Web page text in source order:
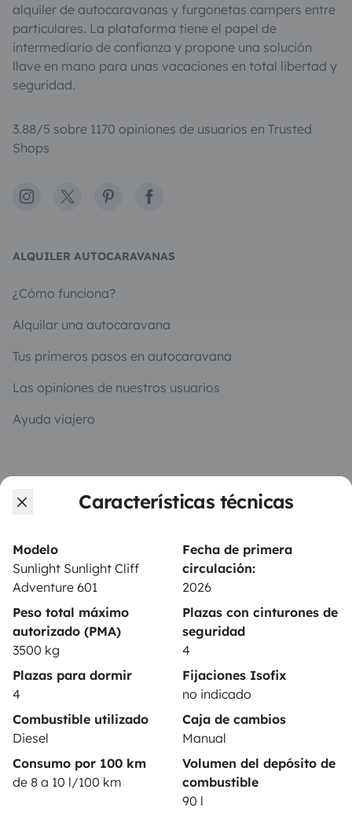
Características técnicas
Modelo
Sunlight Sunlight Cliff
Adventure 601
Fecha de primera
circulación:
2026
Peso total máximo
autorizado (PMA)
3500 kg
Plazas con cinturones de
seguridad
4
Plazas para dormir
4
Fijaciones Isofix
no indicado
Combustible utilizado
Diesel
Caja de cambios
Manual
Consumo por 100 km
de 8 a 10 l/100 km
Volumen del depósito de
combustible
90 l
alquiler de autocaravanas y furgonetas campers entre
particulares. La plataforma tiene el papel de
intermediario de confianza y propone una solución
llave en mano para unas vacaciones en total libertad y
seguridad.
3.88/5 sobre 1170 opiniones de usuarios en Trusted
Shops
Instagram
X PinterestFacebook
ALQUILER AUTOCARAVANAS
¿Cómo funciona?
Alquilar una autocaravana
Tus primeros pasos en autocaravana
Las opiniones de nuestros usuarios
Ayuda viajero
PROPIETARIOS
Contrato de alquiler
Seguros de alquiler
Asistencias de alquiler
Ayuda propietario
Medios de pago seguros Pago en varios plazos
Descargar en
Disponible en
Google Play